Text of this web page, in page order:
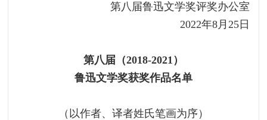
第八届鲁迅文学奖评奖办公室
2022年8月25日
第八届（2018-2021）
鲁迅文学奖获奖作品名单
（以作者、译者姓氏笔画为序）